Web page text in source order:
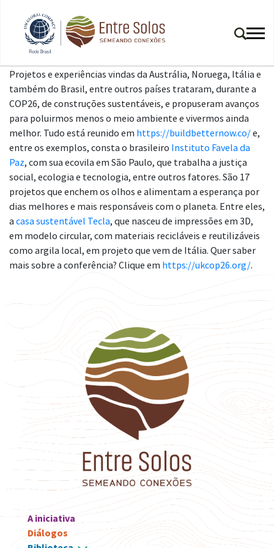
Projetos e experiências vindas da Austrália, Noruega, Itália e
também do Brasil, entre outros países trataram, durante a
COP26, de construções sustentáveis, e propuseram avanços
para poluirmos menos o meio ambiente e vivermos ainda
melhor. Tudo está reunido em https://buildbetternow.co/e,
entre os exemplos, consta o brasileiro Instituto Favela da
Paz, com sua ecovila em São Paulo, que trabalha a justiça
social, ecologia e tecnologia, entre outros fatores. São 17
projetos que enchem os olhos e alimentam a esperança por
dias melhores e mais responsáveis com o planeta. Entre eles,
a casa sustentável Tecla, que nasceu de impressões em 3D,
em modelo circular, com materiais recicláveis e reutilizáveis
como argila local, em projeto que vem de Itália. Quer saber
mais sobre a conferência? Clique em https://ukcop26.org/.
A iniciativa
Diálogos